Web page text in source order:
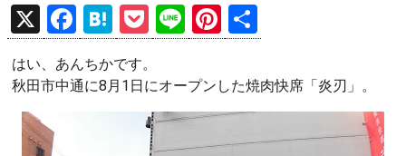
X
F
a
ce
H
at
e
P
o
ck
et
Li
n
e
Pi
nt
er
es
t
有
はい、あんちかです。
秋田市中通に8月1日にオープンした焼肉快席「炎刃」。